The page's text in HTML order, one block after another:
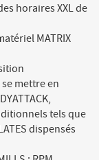
horaires XXL de
MATRIX
mettre en
tels que
dispensés